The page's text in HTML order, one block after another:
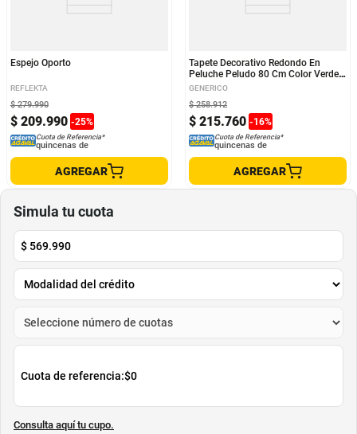
Espejo Oporto
REFLEKTA
$ 209.990 -25%
$ 279.990
Cuota de Referencia*
quincenas de
AGREGAR
Tapete Decorativo Redondo En
Peluche Peludo 80 Cm Color Verde
Limón
GENERICO
$ 215.760 -16%
$ 258.912
Cuota de Referencia*
quincenas de
AGREGAR
Simula tu cuota
$ 569.990
Cuota de referencia:$0
Consulta aquí tu cupo.